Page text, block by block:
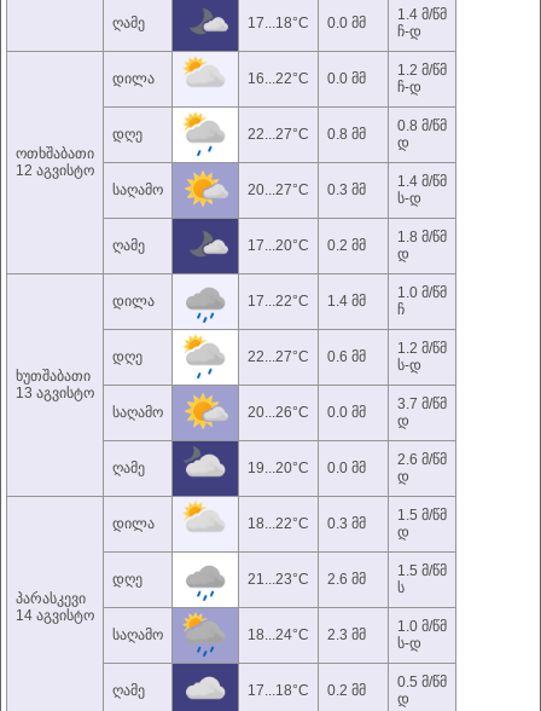
ღამე 17...18°C 0.0 მმ
1.4 მ/წმ
ჩ-დ
ოთხშაბათი
12 აგვისტო
დილა 16...22°C 0.0 მმ
1.2 მ/წმ
ჩ-დ
დღე 22...27°C 0.8 მმ
0.8 მ/წმ
დ
საღამო 20...27°C 0.3 მმ
1.4 მ/წმ
ს-დ
ღამე 17...20°C 0.2 მმ
1.8 მ/წმ
დ
ხუთშაბათი
13 აგვისტო
დილა 17...22°C 1.4 მმ
1.0 მ/წმ
ჩ
დღე 22...27°C 0.6 მმ
1.2 მ/წმ
ს-დ
საღამო 20...26°C 0.0 მმ
3.7 მ/წმ
დ
ღამე 19...20°C 0.0 მმ
2.6 მ/წმ
დ
პარასკევი
14 აგვისტო
დილა 18...22°C 0.3 მმ
1.5 მ/წმ
დ
დღე 21...23°C 2.6 მმ
1.5 მ/წმ
ს
საღამო 18...24°C 2.3 მმ
1.0 მ/წმ
ს-დ
ღამე 17...18°C 0.2 მმ
0.5 მ/წმ
დ